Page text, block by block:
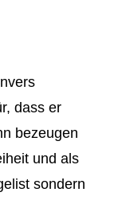
dass er
bezeugen
und als
sondern